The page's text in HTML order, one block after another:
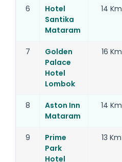
6
Hotel
Santika
Mataram
14 Km
7
Golden
Palace
Hotel
Lombok
16 Km
8
Aston Inn
Mataram
14 Km
9
Prime
Park
Hotel
13 Km